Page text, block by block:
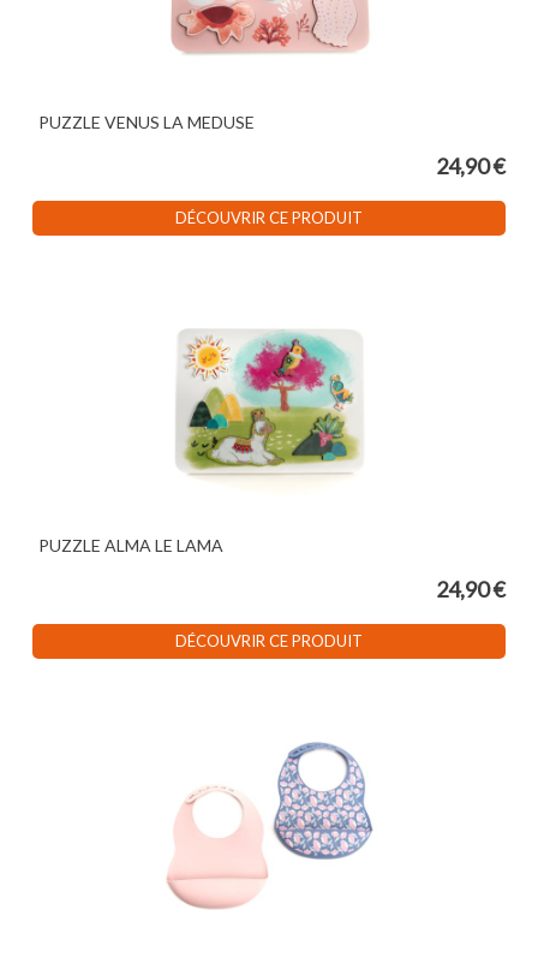
PUZZLE VENUS LA MEDUSE
24,90 €
DÉCOUVRIR CE PRODUIT
PUZZLE ALMA LE LAMA
24,90 €
DÉCOUVRIR CE PRODUIT